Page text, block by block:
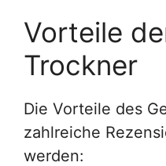
Vorteile
Trockner
Die Vorteile des
zahlreiche
werden: